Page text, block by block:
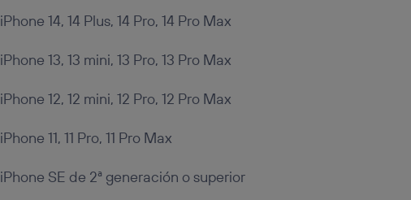
iPhone 14, 14 Plus, 14 Pro, 14 Pro Max
iPhone 13, 13 mini, 13 Pro, 13 Pro Max
iPhone 12, 12 mini, 12 Pro, 12 Pro Max
iPhone 11, 11 Pro, 11 Pro Max
iPhone SE de 2ª generación o superior